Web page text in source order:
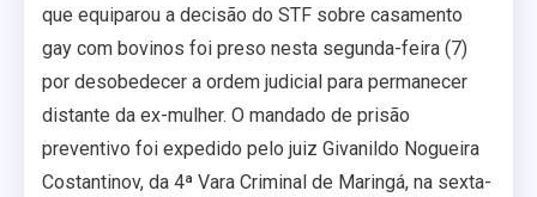
que equiparou a decisão do STF sobre casamento
gay com bovinos foi preso nesta segunda-feira (7)
por desobedecer a ordem judicial para permanecer
distante da ex-mulher. O mandado de prisão
preventivo foi expedido pelo juiz Givanildo Nogueira
Costantinov, da 4ª Vara Criminal de Maringá, na sexta-